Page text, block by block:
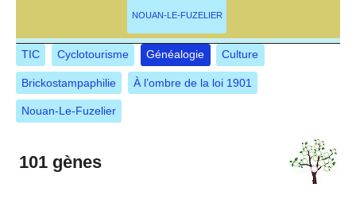
NOUAN-LE-FUZELIER
TIC Cyclotourisme Généalogie Culture
Brickostampaphilie À l’ombre de la loi 1901
Nouan-Le-Fuzelier
101 gènes